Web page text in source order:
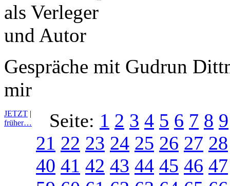
Gespräche mit Gudrun
mir
JETZT |
früher…
Seite: 1 2 3 4 5 6 7 8 9
21 22 23 24 25 26 27 28
40 41 42 43 44 45 46 47